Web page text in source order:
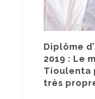
Diplôme
2019 : Le
Tioulenta
très